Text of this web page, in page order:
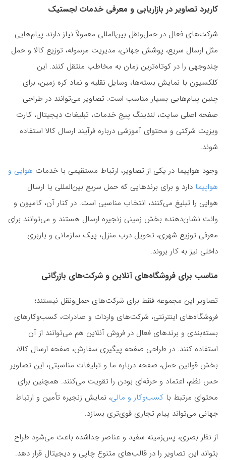
کاربرد تصاویر در بازاریابی و معرفی خدمات لجستیک
شرکت‌های فعال در حمل‌ونقل بین‌المللی معمولاً نیاز دارند پیام‌هایی
مثل ارسال سریع، پوشش جهانی، مدیریت مرسوله، توزیع کالا و حمل
چندوجهی را در کوتاه‌ترین زمان به مخاطب منتقل کنند. این
کلکسیون با نمایش بسته‌ها، وسایل نقلیه و نماد کره زمین، برای
چنین پیام‌هایی بسیار مناسب است. تصاویر می‌توانند در طراحی
صفحه اصلی سایت، لندینگ پیج خدمات، تبلیغات دیجیتال، کارت
ویزیت شرکتی و محتوای آموزشی درباره فرآیند ارسال کالا استفاده
شوند.
وجود هواپیما در یکی از تصاویر، ارتباط مستقیمی با خدمات هوایی و
هواپیما دارد و برای برندهایی که حمل سریع بین‌المللی یا ارسال
هوایی را تبلیغ می‌کنند، انتخاب مناسبی است. در کنار آن، کامیون و
وانت نشان‌دهنده بخش زمینی زنجیره ارسال هستند و می‌توانند برای
معرفی توزیع شهری، تحویل درب منزل، پیک سازمانی و باربری
داخلی نیز به کار بروند.
مناسب برای فروشگاه‌های آنلاین و شرکت‌های بازرگانی
تصاویر این مجموعه فقط برای شرکت‌های حمل‌ونقل نیستند؛
فروشگاه‌های اینترنتی، شرکت‌های واردات و صادرات، کسب‌وکارهای
بسته‌بندی و برندهای فعال در فروش آنلاین هم می‌توانند از آن
استفاده کنند. در طراحی صفحه پیگیری سفارش، صفحه ارسال کالا،
بخش قوانین حمل، صفحه درباره ما و تبلیغات مناسبتی، این تصاویر
حس نظم، اعتماد و حرفه‌ای بودن را تقویت می‌کنند. همچنین برای
محتوای مرتبط با کسب‌وکار و مالی، نمایش زنجیره تأمین و ارتباط
جهانی می‌تواند پیام تجاری قوی‌تری بسازد.
از نظر بصری، پس‌زمینه سفید و عناصر جداشده باعث می‌شود طراح
بتواند این تصاویر را در قالب‌های متنوع چاپی و دیجیتال قرار دهد.